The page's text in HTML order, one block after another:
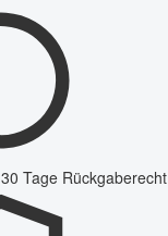
30 Tage Rückgaberecht